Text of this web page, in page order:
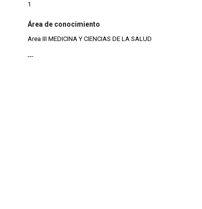
1
Área de conocimiento
Area III MEDICINA Y CIENCIAS DE LA SALUD
---